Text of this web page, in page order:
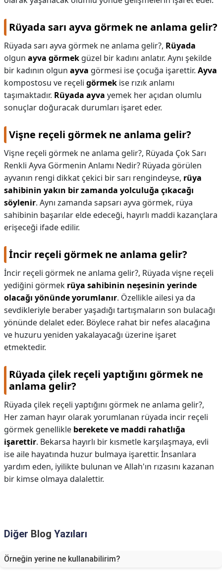
Rüyada sarı ayva görmek ne anlama gelir?
Rüyada sarı ayva görmek ne anlama gelir?, Rüyada
olgun ayva görmek güzel bir kadını anlatır. Aynı şekilde
bir kadının olgun ayva görmesi ise çocuğa işarettir. Ayva
kompostosu ve reçeli görmek ise rızık anlamı
taşımaktadır. Rüyada ayva yemek her açıdan olumlu
sonuçlar doğuracak durumları işaret eder.
Vişne reçeli görmek ne anlama gelir?
Vişne reçeli görmek ne anlama gelir?, Rüyada Çok Sarı
Renkli Ayva Görmenin Anlamı Nedir? Rüyada görülen
ayvanın rengi dikkat çekici bir sarı rengindeyse, rüya
sahibinin yakın bir zamanda yolculuğa çıkacağı
söylenir. Aynı zamanda sapsarı ayva görmek, rüya
sahibinin başarılar elde edeceği, hayırlı maddi kazançlara
erişeceği ifade edilir.
İncir reçeli görmek ne anlama gelir?
İncir reçeli görmek ne anlama gelir?, Rüyada vişne reçeli
yediğini görmek rüya sahibinin neşesinin yerinde
olacağı yönünde yorumlanır. Özellikle ailesi ya da
sevdikleriyle beraber yaşadığı tartışmaların son bulacağı
yönünde delalet eder. Böylece rahat bir nefes alacağına
ve huzuru yeniden yakalayacağı üzerine işaret
etmektedir.
Rüyada çilek reçeli yaptığını görmek ne
anlama gelir?
Rüyada çilek reçeli yaptığını görmek ne anlama gelir?,
Her zaman hayır olarak yorumlanan rüyada incir reçeli
görmek genellikle berekete ve maddi rahatlığa
işarettir. Bekarsa hayırlı bir kısmetle karşılaşmaya, evli
ise aile hayatında huzur bulmaya işarettir. İnsanlara
yardım eden, iyilikte bulunan ve Allah'ın rızasını kazanan
bir kimse olmaya dalalettir.
Diğer Blog Yazıları
Örneğin yerine ne kullanabilirim?